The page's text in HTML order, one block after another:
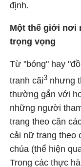
định.
Một thế giới nơi
trọng vọng
Từ "bóng" hay
tranh cãi3 nhưng
thường gắn với
những người
trang theo căn
cải nữ trang theo
chúa (thể hiện
Trong các thực